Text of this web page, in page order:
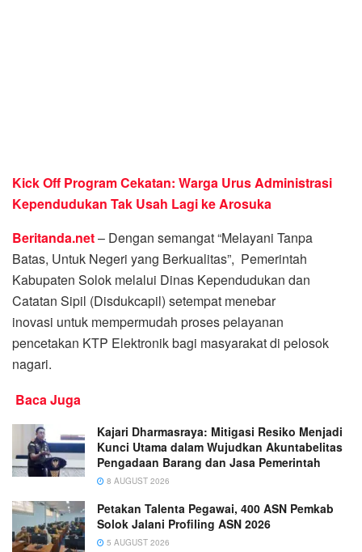
Kick Off Program Cekatan: Warga Urus Administrasi
Kependudukan Tak Usah Lagi ke Arosuka
Beritanda.net– Dengan semangat “Melayani Tanpa
Batas, Untuk Negeri yang Berkualitas”, Pemerintah
Kabupaten Solok melalui Dinas Kependudukan dan
Catatan Sipil (Disdukcapil) setempat menebar
inovasi untuk mempermudah proses pelayanan
pencetakan KTP Elektronik bagi masyarakat di pelosok
nagari.
Baca Juga
Kajari Dharmasraya: Mitigasi Resiko Menjadi
Kunci Utama dalam Wujudkan Akuntabelitas
Pengadaan Barang dan Jasa Pemerintah
8 AUGUST 2026
Petakan Talenta Pegawai, 400 ASN Pemkab
Solok Jalani Profiling ASN 2026
5 AUGUST 2026